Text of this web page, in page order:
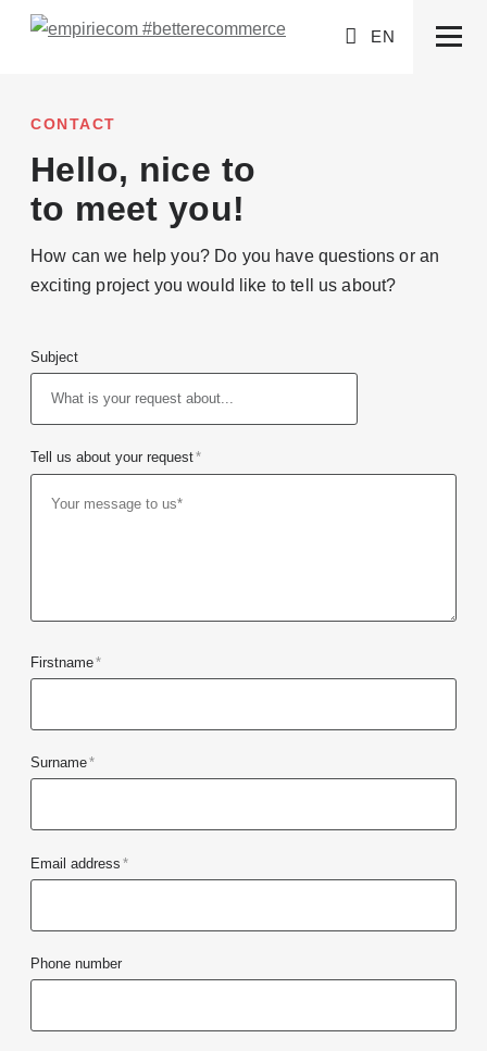
EN
CONTACT
Hello, nice to
to meet you!
How can we help you? Do you have questions or an
exciting project you would like to tell us about?
Subject
Tell us about your request*
Firstname*
Surname*
Email address *
Phone number